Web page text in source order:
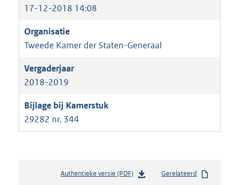
17-12-2018 14:08
Tweede Kamer der Staten-Generaal
2018-2019
29282 nr. 344
Authentieke versie (PDF)b
Gerelateerd